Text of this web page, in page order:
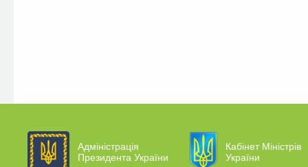
Адміністрація
Президента України
Кабінет Міністрів
України